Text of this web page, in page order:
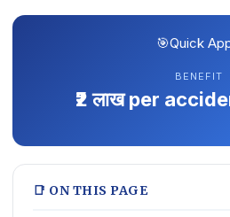
🎯Quick
BENEFIT
₹2 लाख per
📑 ON THIS PAGE